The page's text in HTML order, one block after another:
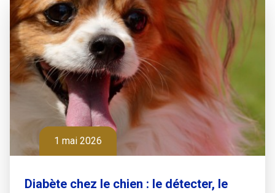
1 mai 2026
Diabète chez le chien : le détecter, le